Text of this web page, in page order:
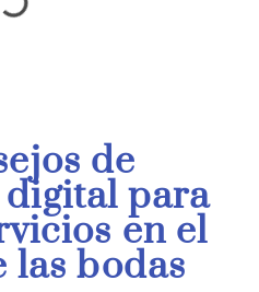
de
para
en el
las bodas